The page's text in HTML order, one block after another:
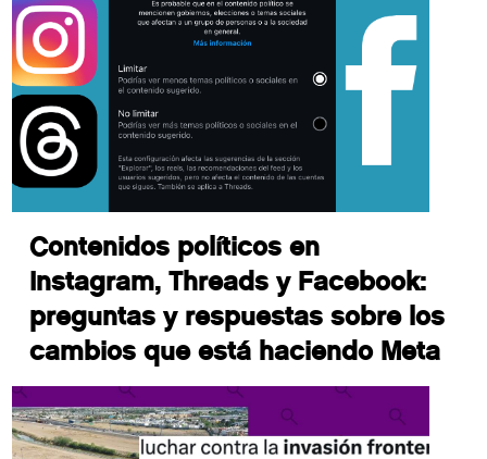
Contenidos políticos en
Instagram, Threads y Facebook:
preguntas y respuestas sobre los
cambios que está haciendo Meta